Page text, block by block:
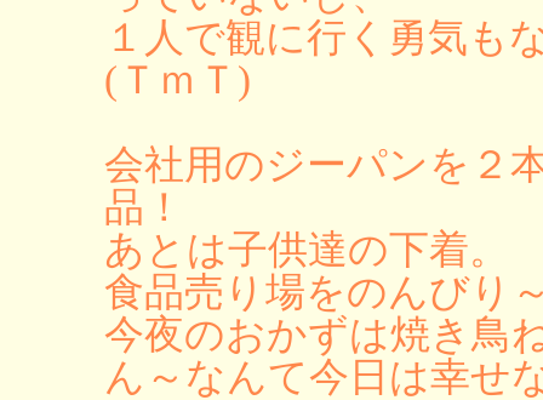
１人で観に行く勇気も
(ＴｍＴ)
会社用のジーパンを２
品！
あとは子供達の下着。
食品売り場をのんびり
今夜のおかずは焼き鳥
ん～なんて今日は幸せ